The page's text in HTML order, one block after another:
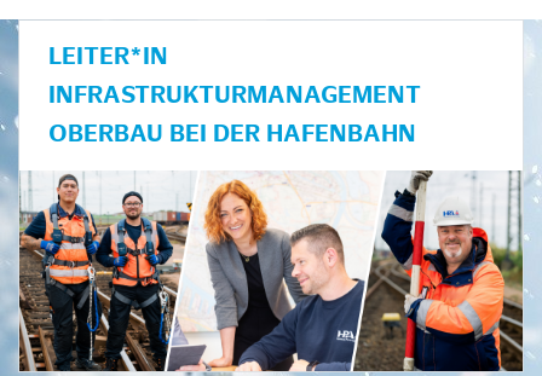
LEITER*IN
INFRASTRUKTURMANAGEMENT
OBERBAU BEI DER HAFENBAHN